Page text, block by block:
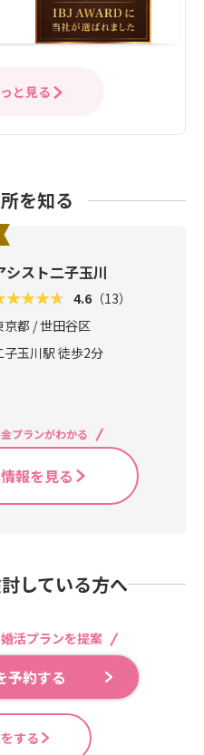
と見る
を知る
シスト二子玉川
4.6 （13）
京都 / 世田谷区
子玉川駅 徒歩2分
プランがわかる
報を見る
している方へ
活プランを提案
予約する
する